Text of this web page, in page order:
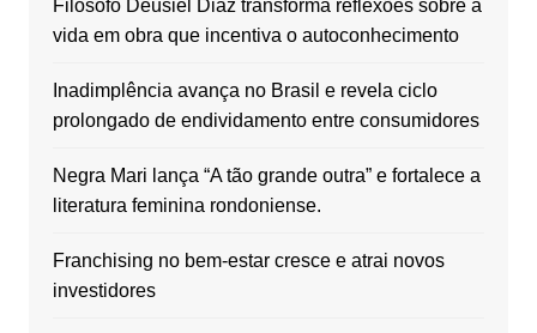
Filósofo Deusiel Diaz transforma reflexões sobre a
vida em obra que incentiva o autoconhecimento
Inadimplência avança no Brasil e revela ciclo
prolongado de endividamento entre consumidores
Negra Mari lança “A tão grande outra” e fortalece a
literatura feminina rondoniense.
Franchising no bem-estar cresce e atrai novos
investidores